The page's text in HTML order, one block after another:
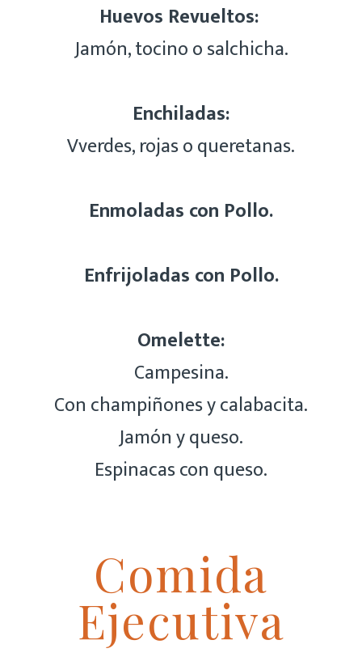
Huevos Revueltos:
Jamón, tocino o salchicha.
Enchiladas:
Vverdes, rojas o queretanas.
Enmoladas con Pollo.
Enfrijoladas con Pollo.
Omelette:
Campesina.
Con champiñones y calabacita.
Jamón y queso.
Espinacas con queso.
Comida
Ejecutiva